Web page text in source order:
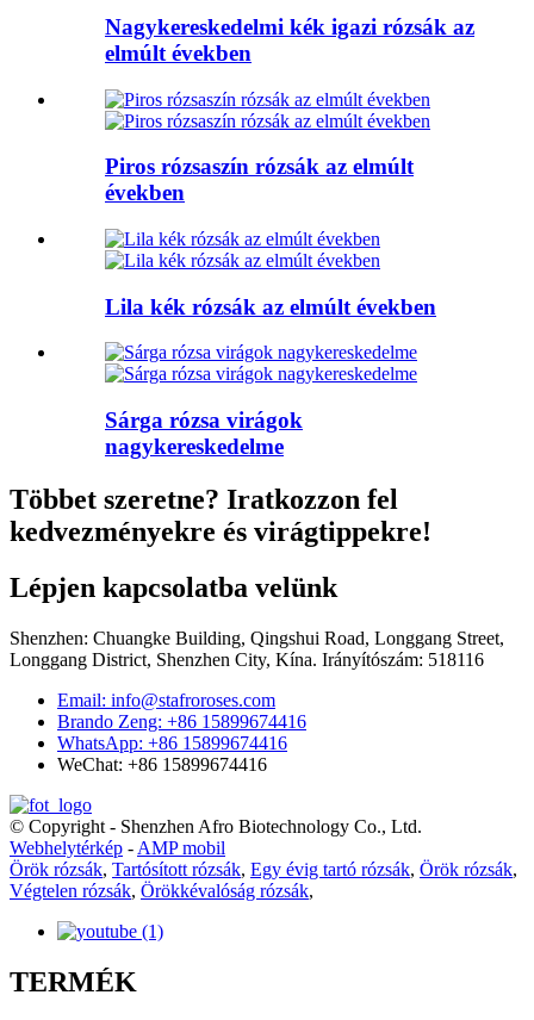
Nagykereskedelmi kék igazi rózsák az
elmúlt években
Piros rózsaszín rózsák az elmúlt
években
Lila kék rózsák az elmúlt években
Sárga rózsa virágok
nagykereskedelme
Többet szeretne? Iratkozzon fel
kedvezményekre és virágtippekre!
Lépjen kapcsolatba velünk
Shenzhen: Chuangke Building, Qingshui Road, Longgang Street,
Longgang District, Shenzhen City, Kína. Irányítószám: 518116
Email: info@stafroroses.com
Brando Zeng: +86 15899674416
WhatsApp: +86 15899674416
WeChat: +86 15899674416
© Copyright - Shenzhen Afro Biotechnology Co., Ltd.
Webhelytérkép - AMP mobil
Örök rózsák, Tartósított rózsák, Egy évig tartó rózsák, Örök rózsák,
Végtelen rózsák, Örökkévalóság rózsák,
TERMÉK